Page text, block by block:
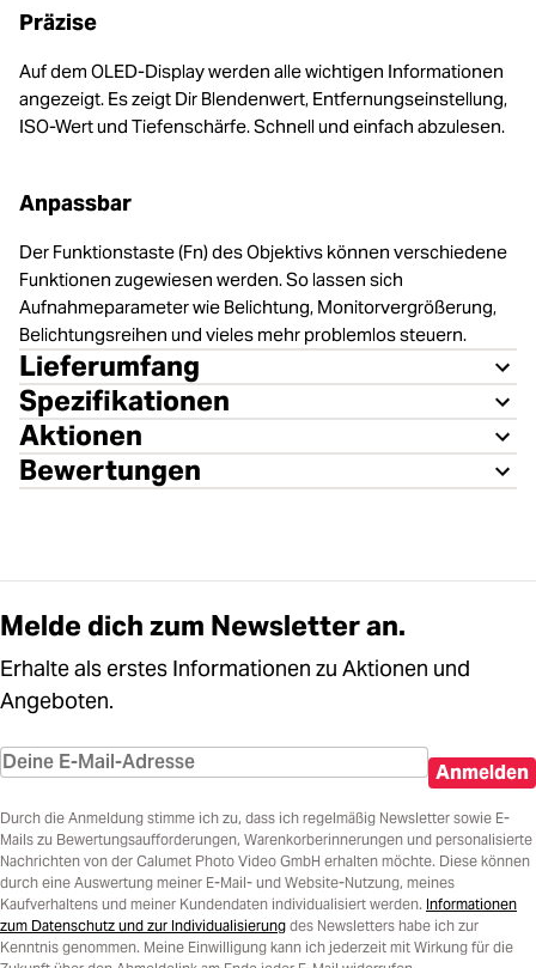
Präzise
Auf dem OLED-Display werden alle wichtigen Informationen
angezeigt. Es zeigt Dir Blendenwert, Entfernungseinstellung,
ISO-Wert und Tiefenschärfe. Schnell und einfach abzulesen.
Anpassbar
Der Funktionstaste (Fn) des Objektivs können verschiedene
Funktionen zugewiesen werden. So lassen sich
Aufnahmeparameter wie Belichtung, Monitorvergrößerung,
Belichtungsreihen und vieles mehr problemlos steuern.
Lieferumfang
Spezifikationen
Aktionen
Bewertungen
Melde dich zum Newsletter an.
Erhalte als erstes Informationen zu Aktionen und
Angeboten.
Anmelden
Durch die Anmeldung stimme ich zu, dass ich regelmäßig Newsletter sowie E-
Mails zu Bewertungsaufforderungen, Warenkorberinnerungen und personalisierte
Nachrichten von der Calumet Photo Video GmbH erhalten möchte. Diese können
durch eine Auswertung meiner E-Mail- und Website-Nutzung, meines
Kaufverhaltens und meiner Kundendaten individualisiert werden. Informationen
zum Datenschutz und zur Individualisierung des Newsletters habe ich zur
Kenntnis genommen. Meine Einwilligung kann ich jederzeit mit Wirkung für die